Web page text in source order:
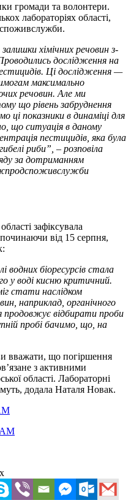
громади та волонтери.
лабораторіях області,
хімічних речовин з-
дослідження на
Ці дослідження —
максимально
речовин. Але ми
що рівень забруднення
ці показники в динаміці для
що ситуація в даному
пестицидів, яка була
риби”, – розповіла
за дотриманням
зафіксувала
від 15 серпня,
водних біоресурсів стала
у воді кисню критичний.
стати наслідком
наприклад, органічного
продовжує відбирати проби
пробі бачимо, що, на
вважати, що погіршення
з активними
області. Лабораторні
додала Наталя Новак.